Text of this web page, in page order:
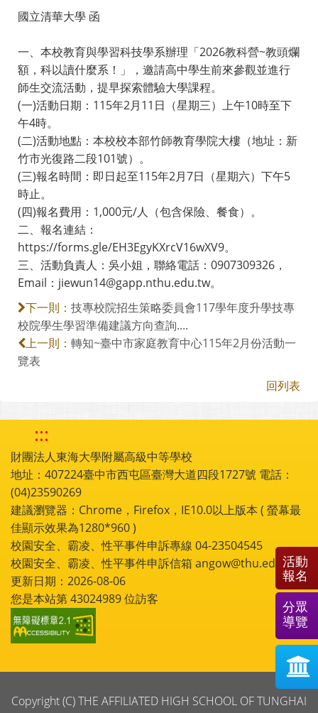
國立清華大學 函
一、本校教育與學習科技學系辦理「2026教科營~教頭爛
額，科以讀什麼系！」，邀請高中學生前來參觀並進行
師生交流活動，提早探索體驗大學課程。
(一)活動日期：115年2月11日（星期三）上午10時至下
午4時。
(二)活動地點：本校校本部竹師教育學院大樓（地址：新
竹市光復路二段101號）。
(三)報名時間：即日起至115年2月7日（星期六）下午5
時止。
(四)報名費用：1,000元/人（包含保險、餐食）。
二、報名連結：
https://forms.gle/EH3EgyKXrcV16wXV9。
三、活動負責人：吳小姐，聯絡電話：0907309326，
Email：jiewun14@gapp.nthu.edu.tw。
下一則： 技專校院招生策略委員會117學年度升學技專
校院學生學習準備建議方向查詢....
上一則： 轉知~臺中市家庭教育中心115年2月份活動一
覽表
回列表
:::
財團法人東海大學附屬高級中等學校
地址：407224臺中市西屯區臺灣大道四段1727號 電話：
(04)23590269
建議瀏覽器：Chrome，Firefox，IE10.0以上版本 ( 螢幕最
佳顯示效果為1280*960 )
校園安全、霸凌、性平事件申訴專線 04-23504545
校園安全、霸凌、性平事件申訴信箱 angow@thu.edu.tw
更新日期：2026-08-06
您是本站第43024989位訪客
Copyright (C) THE AFFILIATED HIGH SCHOOL OF TUNGHAI
活動
報名
分眾
導覽